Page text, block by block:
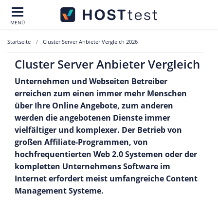
MENÜ
Startseite Cluster Server Anbieter Vergleich 2026
Cluster Server Anbieter Vergleich
Unternehmen und Webseiten Betreiber
erreichen zum einen immer mehr Menschen
über Ihre Online Angebote, zum anderen
werden die angebotenen Dienste immer
vielfältiger und komplexer. Der Betrieb von
großen Affiliate-Programmen, von
hochfrequentierten Web 2.0 Systemen oder der
kompletten Unternehmens Software im
Internet erfordert meist umfangreiche Content
Management Systeme.